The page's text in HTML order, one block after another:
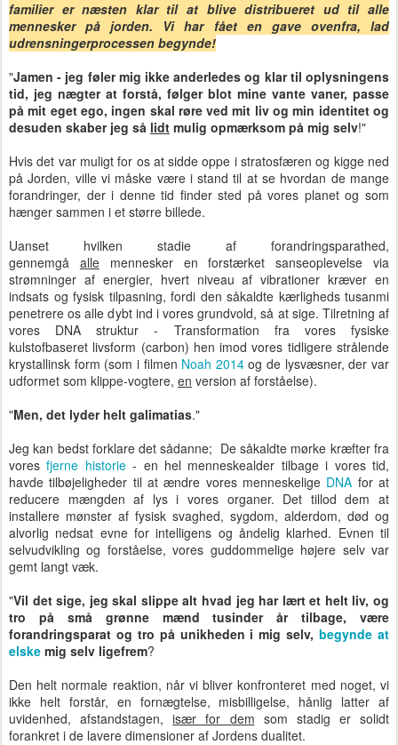
familier er næsten klar til at blive distribueret ud til alle
mennesker på jorden. Vi har fået en gave ovenfra, lad
udrensningerprocessen begynde!
"Jamen - jeg føler mig ikke anderledes og klar til oplysningens
tid, jeg nægter at forstå, følger blot mine vante vaner, passe
på mit eget ego, ingen skal røre ved mit liv og min identitet og
desuden skaber jeg så lidt mulig opmærksom på mig selv!"
Hvis det var muligt for os at sidde oppe i stratosfæren og kigge ned
på Jorden, ville vi måske være i stand til at se hvordan de mange
forandringer, der i denne tid finder sted på vores planet og som
hænger sammen i et større billede.
Uanset hvilken stadie af forandringsparathed,
gennemgå allemennesker en forstærket sanseoplevelse via
strømninger af energier, hvert niveau af vibrationer kræver en
indsats og fysisk tilpasning, fordi den såkaldte kærligheds tusanmi
penetrere os alle dybt ind i vores grundvold, så at sige. Tilretning af
vores DNA struktur - Transformation fra vores fysiske
kulstofbaseret livsform (carbon) hen imod vores tidligere strålende
krystallinsk form (som i filmen Noah 2014og de lysvæsner, der var
udformet som klippe-vogtere, en version af forståelse).
"Men, det lyder helt galimatias."
Jeg kan bedst forklare det sådanne; De såkaldte mørke kræfter fra
voresfjerne historie- en hel menneskealder tilbage i vores tid,
havde tilbøjeligheder til at ændre vores menneskelige DNA for at
reducere mængden af ​​lys i vores organer. Det tillod dem at
installere mønster af fysisk svaghed, sygdom, alderdom, død og
alvorlig nedsat evne for intelligens og åndelig klarhed. Evnen til
selvudvikling og forståelse, vores guddommelige højere selv var
gemt langt væk.
"Vil det sige, jeg skal slippe alt hvad jeg har lært et helt liv, og
tro på små grønne mænd tusinder år tilbage, være
forandringsparat og tro på unikheden i mig selv,begynde at
elske mig selv ligefrem?
Den helt normale reaktion, når vi bliver konfronteret med noget, vi
ikke helt forstår, en fornægtelse, misbilligelse, hånlig latter af
uvidenhed, afstandstagen,især for dem som stadig er solidt
forankret i de lavere dimensioner af Jordens dualitet.